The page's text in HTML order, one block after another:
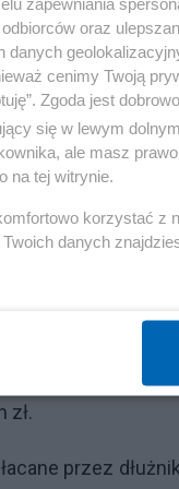
i
Mimo całego
niszą w
2011 r. 762 mld zł.
SKOKi
zł.
przez
oraz
danych
cenimy Twoją
Zgoda jest
się w lewym
ale masz
na tej witrynie.
korzystać z
danych